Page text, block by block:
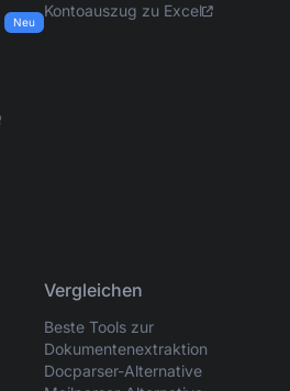
Neu
Kontoauszug zu Excel
Vergleichen
Beste Tools zur
Dokumentenextraktion
Docparser-Alternative